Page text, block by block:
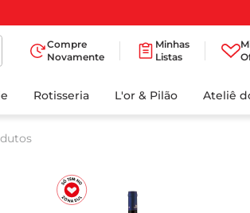
Compre
Novamente
Minhas
Listas
Rotisseria L'or & Pilão Ateliê
BUSCADOS
papel higienico
manteiga